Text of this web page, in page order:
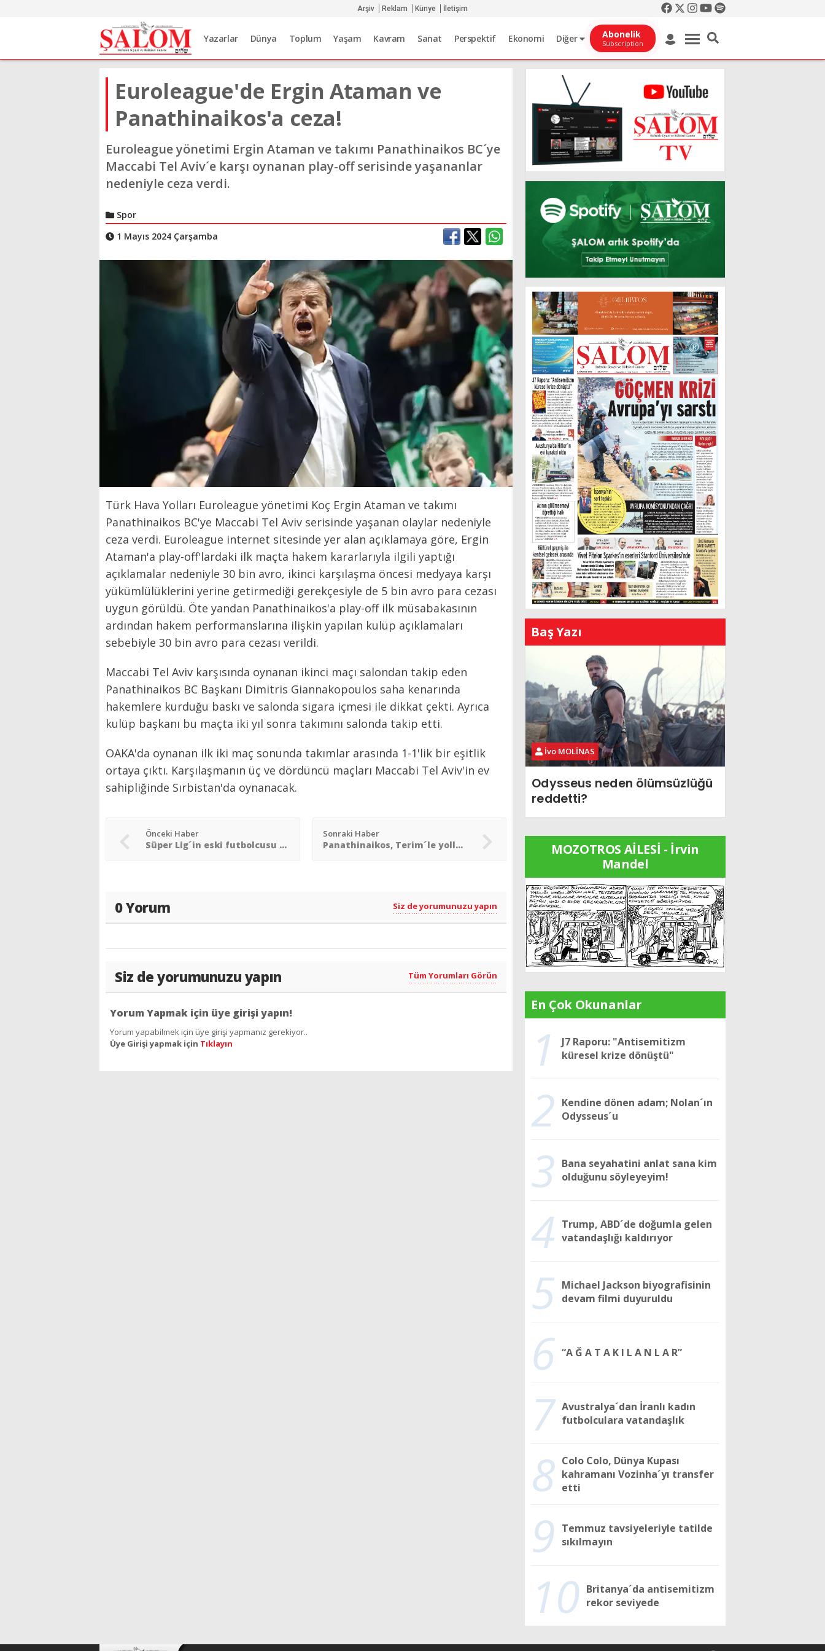
Arşiv Reklam Künye İletişim
Yazarlar Dünya Toplum Yaşam Kavram Sanat Perspektif Ekonomi Diğer Abonelik
Subscription
Euroleague'de Ergin Ataman ve
Panathinaikos'a ceza!
Euroleague yönetimi Ergin Ataman ve takımı Panathinaikos BC´ye
Maccabi Tel Aviv´e karşı oynanan play-off serisinde yaşananlar
nedeniyle ceza verdi.
Spor
1 Mayıs 2024 Çarşamba
Türk Hava Yolları Euroleague yönetimi Koç Ergin Ataman ve takımı
Panathinaikos BC'ye Maccabi Tel Aviv serisinde yaşanan olaylar nedeniyle
ceza verdi. Euroleague internet sitesinde yer alan açıklamaya göre, Ergin
Ataman'a play-off'lardaki ilk maçta hakem kararlarıyla ilgili yaptığı
açıklamalar nedeniyle 30 bin avro, ikinci karşılaşma öncesi medyaya karşı
yükümlülüklerini yerine getirmediği gerekçesiyle de 5 bin avro para cezası
uygun görüldü. Öte yandan Panathinaikos'a play-off ilk müsabakasının
ardından hakem performanslarına ilişkin yapılan kulüp açıklamaları
sebebiyle 30 bin avro para cezası verildi.
Maccabi Tel Aviv karşısında oynanan ikinci maçı salondan takip eden
Panathinaikos BC Başkanı Dimitris Giannakopoulos saha kenarında
hakemlere kurduğu baskı ve salonda sigara içmesi ile dikkat çekti. Ayrıca
kulüp başkanı bu maçta iki yıl sonra takımını salonda takip etti.
OAKA'da oynanan ilk iki maç sonunda takımlar arasında 1-1'lik bir eşitlik
ortaya çıktı. Karşılaşmanın üç ve dördüncü maçları Maccabi Tel Aviv'in ev
sahipliğinde Sırbistan'da oynanacak.
Önceki Haber
Süper Lig´in eski futbolcusu Joseph Boum hayatını kaybetti
Sonraki Haber
Panathinaikos, Terim´le yollarını ayırıyor mu?
0 Yorum Siz de yorumunuzu yapın
Siz de yorumunuzu yapın Tüm Yorumları Görün
Yorum Yapmak için üye girişi yapın!
Yorum yapabilmek için üye girişi yapmanız gerekiyor..
Üye Girişi yapmak için Tıklayın
Baş Yazı
İvo MOLİNAS
Odysseus neden ölümsüzlüğü
reddetti?
MOZOTROS AİLESİ - İrvin
Mandel
En Çok Okunanlar
1
J7 Raporu: "Antisemitizm
küresel krize dönüştü"
2 Kendine dönen adam; Nolan´ın
Odysseus´u
3 Bana seyahatini anlat sana kim
olduğunu söyleyeyim!
4 Trump, ABD´de doğumla gelen
vatandaşlığı kaldırıyor
5 Michael Jackson biyografisinin
devam filmi duyuruldu
6 “A Ğ A T A K I L A N L A R”
7 Avustralya´dan İranlı kadın
futbolculara vatandaşlık
8 Colo Colo, Dünya Kupası
kahramanı Vozinha´yı transfer
etti
9
Temmuz tavsiyeleriyle tatilde
sıkılmayın
10 Britanya´da antisemitizm
rekor seviyede